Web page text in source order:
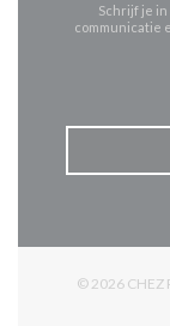
Schrijf je
communicatie
© 2026 CHEZ